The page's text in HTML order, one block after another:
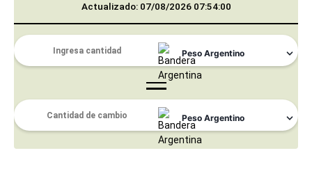
Actualizado: 07/08/2026 07:54:00